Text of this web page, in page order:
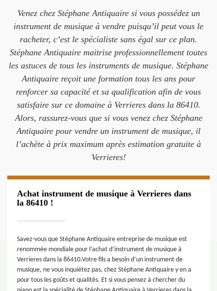
Venez chez Stéphane Antiquaire si vous possédez un
instrument de musique à vendre puisqu’il peut vous le
racheter, c’est le spécialiste sans égal sur ce plan.
Stéphane Antiquaire maitrise professionnellement toutes
les astuces de tous les instruments de musique. Stéphane
Antiquaire reçoit une formation tous les ans pour
renforcer sa capacité et sa qualification afin de vous
satisfaire sur ce domaine à Verrieres dans la 86410.
Alors, rassurez-vous que si vous venez chez Stéphane
Antiquaire pour vendre un instrument de musique, il
l’achète à prix maximum après estimation gratuite à
Verrieres!
Achat instrument de musique à Verrieres dans
la 86410 !
Savez-vous que Stéphane Antiquaire entreprise de musique est
renommée mondiale pour l’achat d’instrument de musique à
Verrieres dans la 86410.Votre fils a besoin d’un instrument de
musique, ne vous inquiétez pas, chez Stéphane Antiquaire y en a
pour tous les goûts et qualités. Et si vous pensez à chercher du